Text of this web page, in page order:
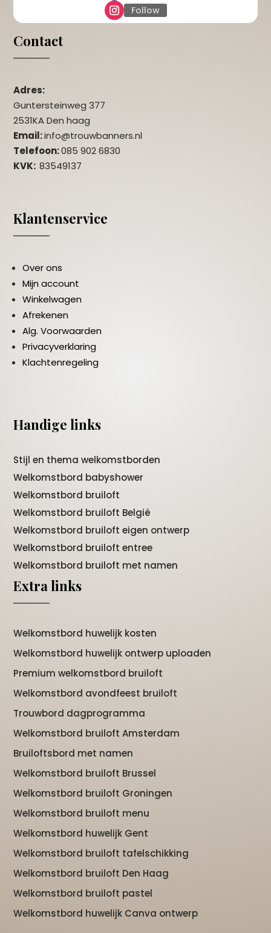
Follow
Contact
Adres:
Guntersteinweg 377
2531KA Den haag
Email:info@trouwbanners.nl
Telefoon:085 902 6830
KVK:83549137
Klantenservice
Over ons
Mijn account
Winkelwagen
Afrekenen
Alg. Voorwaarden
Privacyverklaring
Klachtenregeling
Handige links
Stijl en thema welkomstborden
Welkomstbord babyshower
Welkomstbord bruiloft
Welkomstbord bruiloft België
Welkomstbord bruiloft eigen ontwerp
Welkomstbord bruiloft entree
Welkomstbord bruiloft met namen
Extra links
Welkomstbord huwelijk kosten
Welkomstbord huwelijk ontwerp uploaden
Premium welkomstbord bruiloft
Welkomstbord avondfeest bruiloft
Trouwbord dagprogramma
Welkomstbord bruiloft Amsterdam
Bruiloftsbord met namen
Welkomstbord bruiloft Brussel
Welkomstbord bruiloft Groningen
Welkomstbord bruiloft menu
Welkomstbord huwelijk Gent
Welkomstbord bruiloft tafelschikking
Welkomstbord bruiloft Den Haag
Welkomstbord bruiloft pastel
Welkomstbord huwelijk Canva ontwerp